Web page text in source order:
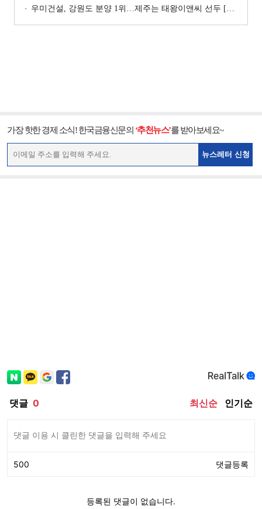
우미건설, 강원도 분양 1위…제주는 태왕이앤씨 선두 [이 지역 분양왕-강원·제주]
가장 핫한 경제 소식! 한국금융신문의 ‘추천뉴스’를 받아보세요~
뉴스레터 신청